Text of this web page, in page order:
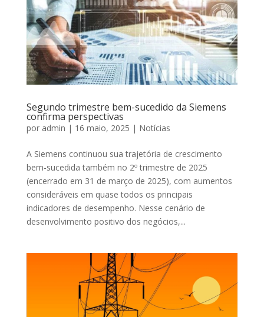
Segundo trimestre bem-sucedido da Siemens
confirma perspectivas
por admin | 16 maio, 2025 | Notícias
A Siemens continuou sua trajetória de crescimento
bem-sucedida também no 2º trimestre de 2025
(encerrado em 31 de março de 2025), com aumentos
consideráveis em quase todos os principais
indicadores de desempenho. Nesse cenário de
desenvolvimento positivo dos negócios,...